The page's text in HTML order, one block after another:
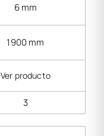
6 mm
1900 mm
Ver producto
3